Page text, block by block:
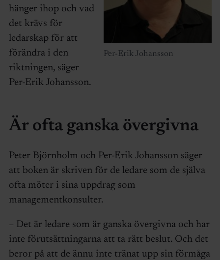
Per-Erik Johansson
hänger ihop och vad
det krävs för
ledarskap för att
förändra i den
riktningen, säger
Per-Erik Johansson.
Är ofta ganska övergivna
Peter Björnholm och Per-Erik Johansson säger
att boken är skriven för de ledare som de själva
ofta möter i sina uppdrag som
managementkonsulter.
– Det är ledare som är ganska övergivna och har
inte förutsättningarna att ta rätt beslut. Och det
beror på att de ännu inte tränat upp sin förmåga